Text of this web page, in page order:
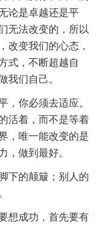
论是卓越还是平
无法改变的，所以
改变我们的心态，
式，不断超越自
我们自己。
，你必须去适应。
活着，而不是等着
，唯一能改变的是
，做到最好。
下的颠簸；别人的
想成功，首先要有